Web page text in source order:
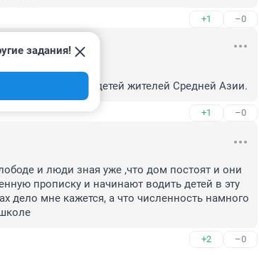
+1 –0
школе половина детей жителей Средней Азии.
+1 –0
задания!
и люди зная уже ,что дом постоят и они
прописку и начинают водить детей в эту
дело мне кажется, а что численность намного
+2 –0